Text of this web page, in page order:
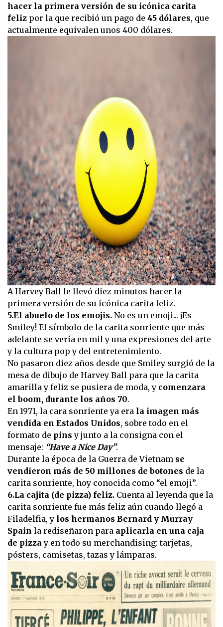
hacer la primera versión de su icónica carita
feliz por la que recibió un pago de 45 dólares, que
actualmente equivalen unos 400 dólares.
A Harvey Ball le llevó diez minutos hacer la
primera versión de su icónica carita feliz.
5.El abuelo de los emojis. No es un emoji... ¡Es
Smiley! El símbolo de la carita sonriente que más
adelante se vería en mil y una expresiones del arte
y la cultura pop y del entretenimiento.
No pasaron diez años desde que Smiley surgió de la
mesa de dibujo de Harvey Ball para que la carita
amarilla y feliz se pusiera de moda, y comenzara
el boom, durante los años 70.
En 1971, la cara sonriente ya era la imagen más
vendida en Estados Unidos, sobre todo en el
formato de pinsy junto a la consigna con el
mensaje: “Have a Nice Day”.
Durante la época de la Guerra de Vietnam se
vendieron más de 50 millones de botones de la
carita sonriente, hoy conocida como “el emoji”.
6.La cajita (de pizza) feliz. Cuenta al leyenda que la
carita sonriente fue más feliz aún cuando llegó a
Filadelfia, y los hermanos Bernard y Murray
Spain la rediseñaron para aplicarla en una caja
de pizzay en todo su merchandising: tarjetas,
pósters, camisetas, tazas y lámparas.